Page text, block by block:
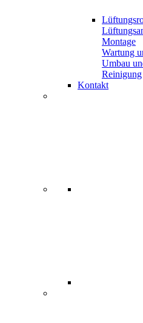
Montage
Wartung
Umbau
Reinigung
Kontakt